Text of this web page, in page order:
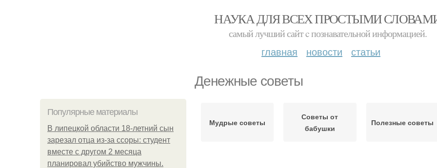
НАУКА ДЛЯ ВСЕХ ПРОСТЫМИ
самый лучший сайт c познавательной информацией.
главная новости статьи
Денежные советы
Популярные материалы
В липецкой области 18-летний сын
зарезал отца из-за ссоры: студент
вместе с другом 2 месяца
планировал убийство мужчины.
Мудрые советы
Советы от
бабушки
Полезные советы